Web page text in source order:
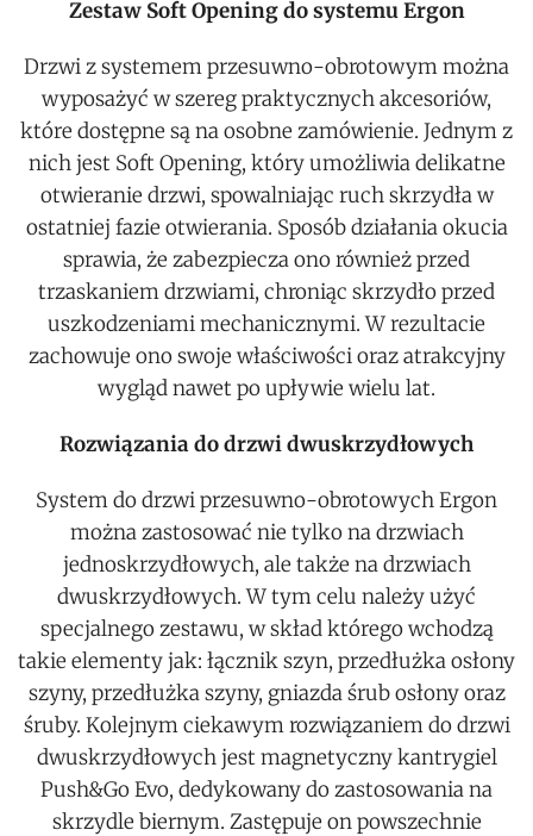
Zestaw Soft Opening do systemu Ergon
Drzwi z systemem przesuwno-obrotowym można
wyposażyć w szereg praktycznych akcesoriów,
które dostępne są na osobne zamówienie. Jednym z
nich jest Soft Opening, który umożliwia delikatne
otwieranie drzwi, spowalniając ruch skrzydła w
ostatniej fazie otwierania. Sposób działania okucia
sprawia, że zabezpiecza ono również przed
trzaskaniem drzwiami, chroniąc skrzydło przed
uszkodzeniami mechanicznymi. W rezultacie
zachowuje ono swoje właściwości oraz atrakcyjny
wygląd nawet po upływie wielu lat.
Rozwiązania do drzwi dwuskrzydłowych
System do drzwi przesuwno-obrotowych Ergon
można zastosować nie tylko na drzwiach
jednoskrzydłowych, ale także na drzwiach
dwuskrzydłowych. W tym celu należy użyć
specjalnego zestawu, w skład którego wchodzą
takie elementy jak: łącznik szyn, przedłużka osłony
szyny, przedłużka szyny, gniazda śrub osłony oraz
śruby. Kolejnym ciekawym rozwiązaniem do drzwi
dwuskrzydłowych jest magnetyczny kantrygiel
Push&Go Evo, dedykowany do zastosowania na
skrzydle biernym. Zastępuje on powszechnie